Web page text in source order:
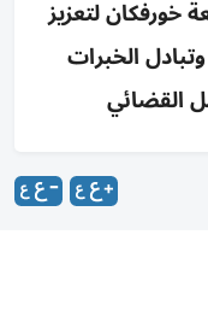
خورفكان لتعزيز
الخبرات
القضائي